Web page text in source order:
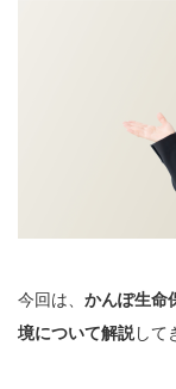
今回は、 かんぽ生命
境について解説して